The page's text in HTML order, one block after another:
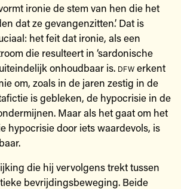
ironie de stem van hen die het
dat ze gevangenzitten.’ Dat is
het feit dat ironie, als een
die resulteert in ‘sardonische
onhoudbaar is. dfwerkent
om, zoals in de jaren zestig in de
is gebleken, de hypocrisie in de
Maar als het gaat om het
hypocrisie door iets waardevols, is
die hij vervolgens trekt tussen
bevrijdingsbeweging. Beide